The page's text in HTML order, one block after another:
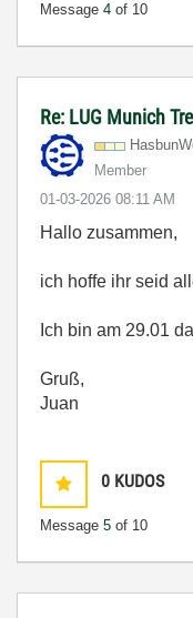
Message 4 of 10
Re: LUG Munich
Member
‎01-03-2026 08:11 AM
Hallo zusammen,
ich hoffe ihr seid
Ich bin am 29.01
Gruß,
Juan
0 KUDOS
Message 5 of 10